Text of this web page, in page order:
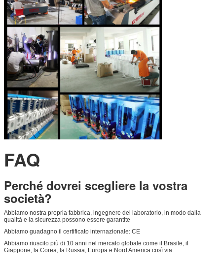
FAQ
Perché dovrei scegliere la vostra
società?
Abbiamo nostra propria fabbrica, ingegnere del laboratorio, in modo dalla
qualità e la sicurezza possono essere garantite
Abbiamo guadagno il certificato internazionale: CE
Abbiamo riuscito più di 10 anni nel mercato globale come il Brasile, il
Giappone, la Corea, la Russia, Europa e Nord America così via.